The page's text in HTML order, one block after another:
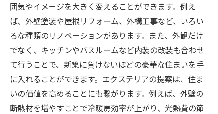
囲気やイメージを大きく変えることができます。例え
ば、外壁塗装や屋根リフォーム、外構工事など、いろい
ろな種類のリノベーションがあります。また、外観だけ
でなく、キッチンやバスルームなど内装の改装も合わせ
て行うことで、新築に負けないほどの豪華な住まいを手
に入れることができます。エクステリアの提案は、住ま
いの価値を高めることにも繋がります。例えば、外壁の
断熱材を増やすことで冷暖房効率が上がり、光熱費の節